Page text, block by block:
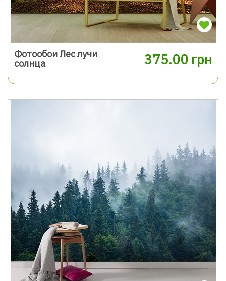
Фотообои Лес лучи
солнца
375.00 грн